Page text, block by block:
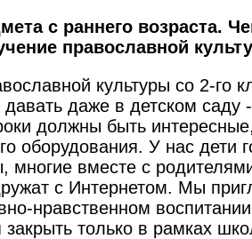
с раннего возраста.
православной
культуры со 2-го
даже в дет­ском саду
должны быть
оборудования. У нас дети
многие вместе с
с Интернетом. Мы
нравственном
закрыть только в рамках